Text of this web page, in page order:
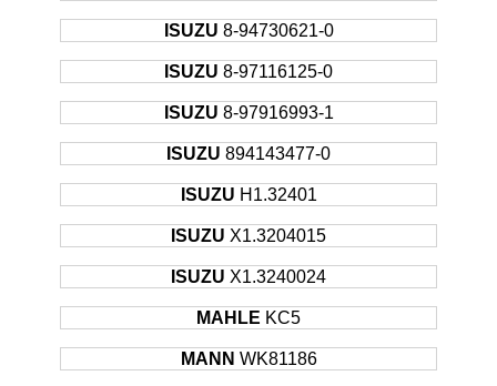
ISUZU 8-94730621-0
ISUZU 8-97116125-0
ISUZU 8-97916993-1
ISUZU 894143477-0
ISUZU H1.32401
ISUZU X1.3204015
ISUZU X1.3240024
MAHLE KC5
MANN WK81186